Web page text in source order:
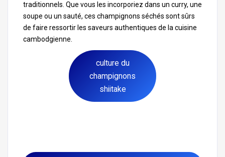
traditionnels. Que vous les incorporiez dans un curry, une
soupe ou un sauté, ces champignons séchés sont sûrs
de faire ressortir les saveurs authentiques de la cuisine
cambodgienne.
culture du
champignons
shiitake